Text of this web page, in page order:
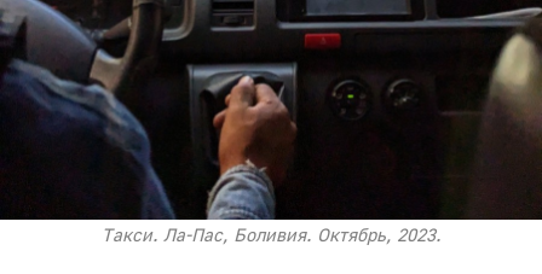
Такси. Ла-Пас, Боливия. Октябрь, 2023.